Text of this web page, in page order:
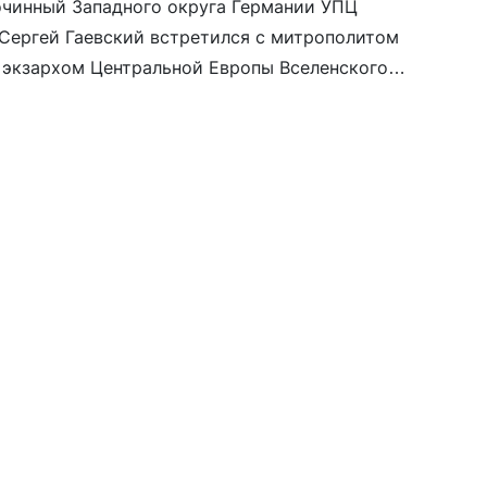
Западного округа Германии УПЦ
Гаевский встретился с митрополитом
Центральной Европы Вселенского
Обсуждали жизнь православных христиан в
духовную поддержку украинских
семьям и молодёжи.